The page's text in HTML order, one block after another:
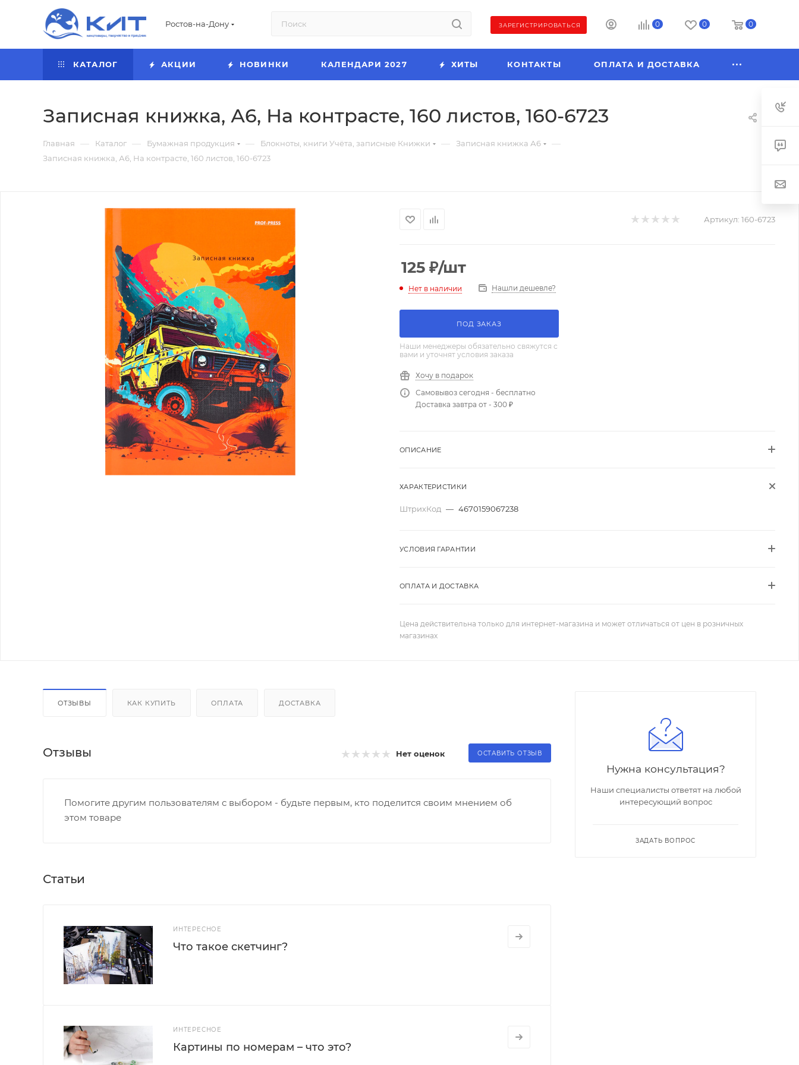
Ростов-на-Дону ЗАРЕГИСТРИРОВАТЬСЯ 0 0 0
КАТАЛОГ АКЦИИ НОВИНКИ КАЛЕНДАРИ 2027 ХИТЫ КОНТАКТЫ ОПЛАТА И ДОСТАВКА
Записная книжка, А6, На контрасте, 160 листов, 160-6723
Главная — Каталог — Бумажная продукция — Блокноты, книги Учёта, записные Книжки — Записная книжка А6 —
Записная книжка, А6, На контрасте, 160 листов, 160-6723
Артикул: 160-6723
125 ₽/шт
Нет в наличии Нашли дешевле?
ПОД ЗАКАЗ
Наши менеджеры обязательно свяжутся с
вами и уточнят условия заказа
Хочу в подарок
Самовывоз сегодня - бесплатно
Доставка завтра от - 300 ₽
ОПИСАНИЕ
ХАРАКТЕРИСТИКИ
ШтрихКод — 4670159067238
УСЛОВИЯ ГАРАНТИИ
ОПЛАТА И ДОСТАВКА
Цена действительна только для интернет-магазина и может отличаться от цен в розничных
магазинах
ОТЗЫВЫ КАК КУПИТЬ ОПЛАТА ДОСТАВКА
Отзывы Нет оценок ОСТАВИТЬ ОТЗЫВ
Помогите другим пользователям с выбором - будьте первым, кто поделится своим мнением об
этом товаре
Статьи
ИНТЕРЕСНОЕ
Что такое скетчинг?
ИНТЕРЕСНОЕ
Картины по номерам – что это?
Нужна консультация?
Наши специалисты ответят на любой
интересующий вопрос
ЗАДАТЬ ВОПРОС